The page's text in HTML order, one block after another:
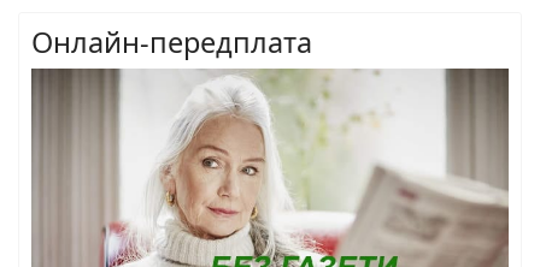
Онлайн-передплата